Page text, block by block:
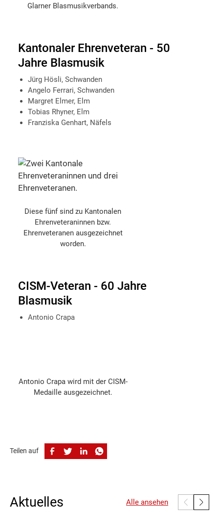
Glarner Blasmusikverbands.
Kantonaler Ehrenveteran - 50
Jahre Blasmusik
Jürg Hösli, Schwanden
Angelo Ferrari, Schwanden
Margret Elmer, Elm
Tobias Rhyner, Elm
Franziska Genhart, Näfels
Diese fünf sind zu Kantonalen
Ehrenveteraninnen bzw.
Ehrenveteranen ausgezeichnet
worden.
CISM-Veteran - 60 Jahre
Blasmusik
Antonio Crapa
Antonio Crapa wird mit der CISM-
Medaille ausgezeichnet.
Teilen auf
Aktuelles Alle ansehen